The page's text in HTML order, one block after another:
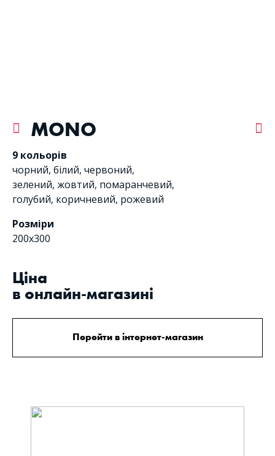
MONO
9 кольорів
чорний, білий, червоний,
зелений, жовтий, помаранчевий,
голубий, коричневий, рожевий
Розміри
200х300
Цiна
в онлайн-магазині
Перейти в інтернет-магазин